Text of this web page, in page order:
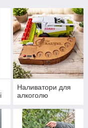
Наливатори для
алкоголю